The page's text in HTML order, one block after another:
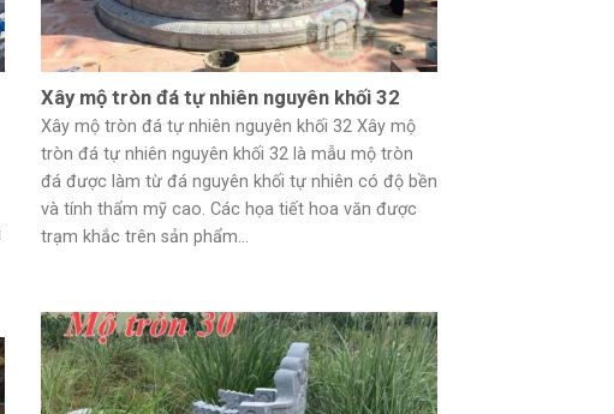
Xây mộ tròn đá tự nhiên nguyên khối 32
Xây mộ tròn đá tự nhiên nguyên khối 32 Xây mộ
tròn đá tự nhiên nguyên khối 32 là mẫu mộ tròn
đá được làm từ đá nguyên khối tự nhiên có độ bền
và tính thẩm mỹ cao. Các họa tiết hoa văn được
trạm khắc trên sản phẩm...